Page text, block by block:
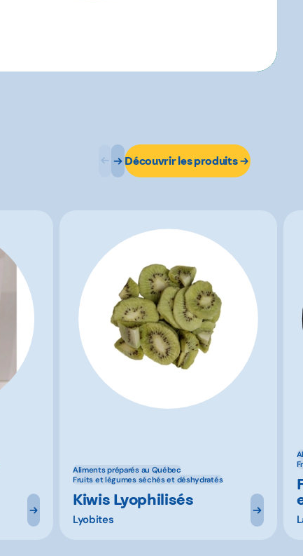
Découvrir les produits
Aliments préparés au Québec
Fruits et légumes séchés et déshydratés
Kiwis Lyophilisés
Lyobites